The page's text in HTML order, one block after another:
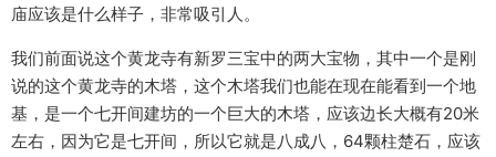
庙应该是什么样子，非常吸引人。
我们前面说这个黄龙寺有新罗三宝中的两大宝物，其中一个是刚
说的这个黄龙寺的木塔，这个木塔我们也能在现在能看到一个地
基，是一个七开间建坊的一个巨大的木塔，应该边长大概有20米
左右，因为它是七开间，所以它就是八成八，64颗柱楚石，应该